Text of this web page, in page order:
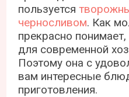
пользуется
черносливом. Как
прекрасно
для современной
Поэтому она с
вам интересные
приготовления.